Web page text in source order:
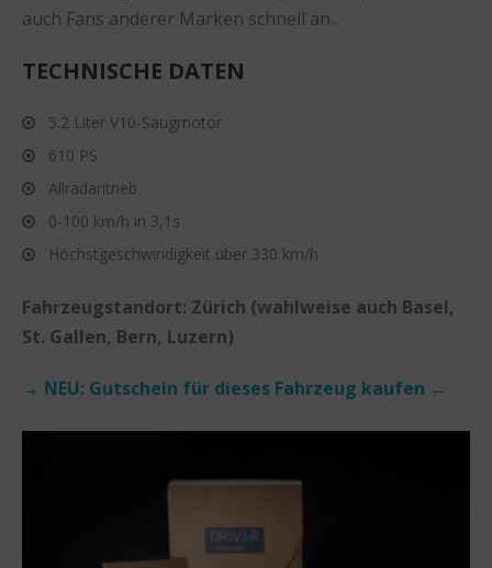
auch Fans anderer Marken schnell an..
TECHNISCHE DATEN
5.2 Liter V10-Saugmotor
610 PS
Allradantrieb
0-100 km/h in 3,1s
Höchstgeschwindigkeit über 330 km/h
Fahrzeugstandort: Zürich (wahlweise auch Basel,
St. Gallen, Bern, Luzern)
→ NEU: Gutschein für dieses Fahrzeug kaufen ←